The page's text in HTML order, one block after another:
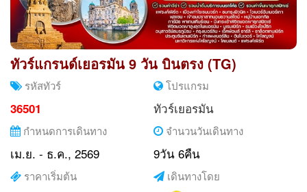
ทัวร์แกรนด์เยอรมัน 9 วัน บินตรง (TG)
รหัสทัวร์
36501
โปรแกรม
ทัวร์เยอรมัน
กำหนดการเดินทาง
เม.ย. - ธ.ค., 2569
จำนวนวันเดินทาง
9วัน 6คืน
ราคาเริ่มต้น เดินทางโดย